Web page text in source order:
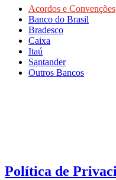
Acordos e Convenções
Banco do Brasil
Bradesco
Caixa
Itaú
Santander
Outros Bancos
Política de